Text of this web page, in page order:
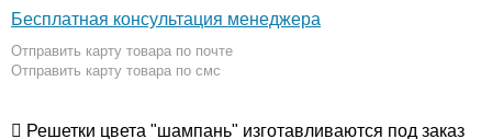
Бесплатная консультация менеджера
Отправить карту товара по почте
Отправить карту товара по смс
Решетки цвета "шампань" изготавливаются под заказ